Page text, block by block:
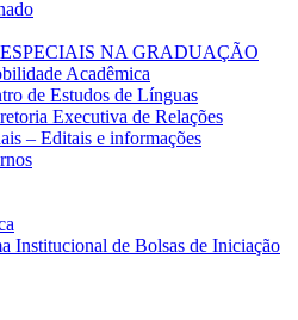
NA GRADUAÇÃO
Acadêmica
de Estudos de Línguas
Executiva de Relações
– Editais e informações
Institucional de Bolsas de Iniciação